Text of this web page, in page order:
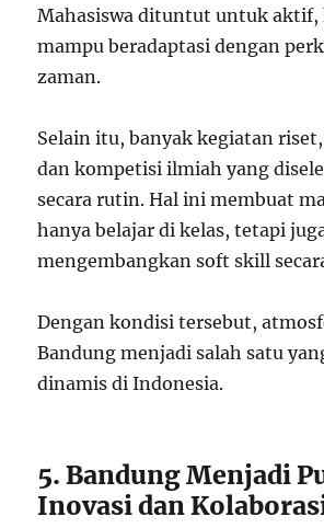
Mahasiswa dituntut untuk aktif,
mampu beradaptasi dengan
zaman.
Selain itu, banyak kegiatan
dan kompetisi ilmiah yang
secara rutin. Hal ini membuat
hanya belajar di kelas, tetapi
mengembangkan soft skill
Dengan kondisi tersebut,
Bandung menjadi salah satu
dinamis di Indonesia.
5. Bandung Menjadi
Inovasi dan